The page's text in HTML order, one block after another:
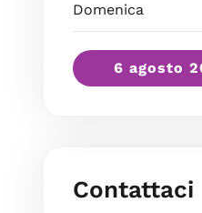
Domenica
6 agosto
Contattaci